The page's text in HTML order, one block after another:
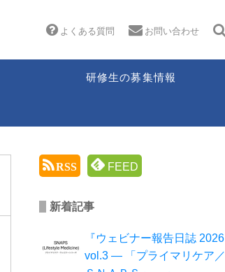
よくある質問 お問い合わせ
研修生の募集情報
RSS FEED
新着記事
『ウェビナー報告日誌 2026
vol.3 ― 「プライマリケア／